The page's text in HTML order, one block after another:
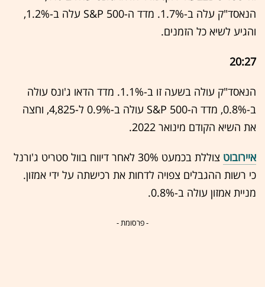
הנאסד"ק עלה ב-1.7%. מדד ה-S&P 500 עלה ב-1.2%,
והגיע לשיא כל הזמנים.
20:27
הנאסד"ק עולה בשעה זו ב-1.1%. מדד הדאו ג'ונס עולה
ב-0.8%, מדד ה-S&P 500 עולה ב-0.9% ל-4,825, וחצה
את השיא הקודם מינואר 2022.
איירובוט
צוללת בכמעט 30% לאחר דיווח בוול סטריט ג'ורנל
כי רשות ההגבלים צפויה לדחות את רכישתה על ידי אמזון.
מניית אמזון עולה ב-0.8%.
- פרסומת -